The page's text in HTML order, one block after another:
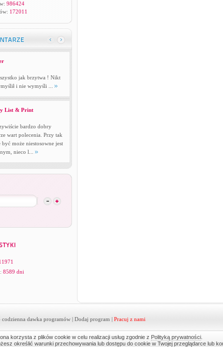
986424
172011
jak brzytwa ! Nikt
i nie wymyśli ...
List & Print
bardzo dobry
wart polecenia. Przy tak
może niestosowne jest
nieco l...
8589 dni
codzienna dawka programów | Dodaj program | Pracuj z nami
korzysta z plików cookie w celu realizacji usług zgodnie z Polityką prywatności
określić warunki przechowywania lub dostępu do cookie w Twojej przeglądarce lub